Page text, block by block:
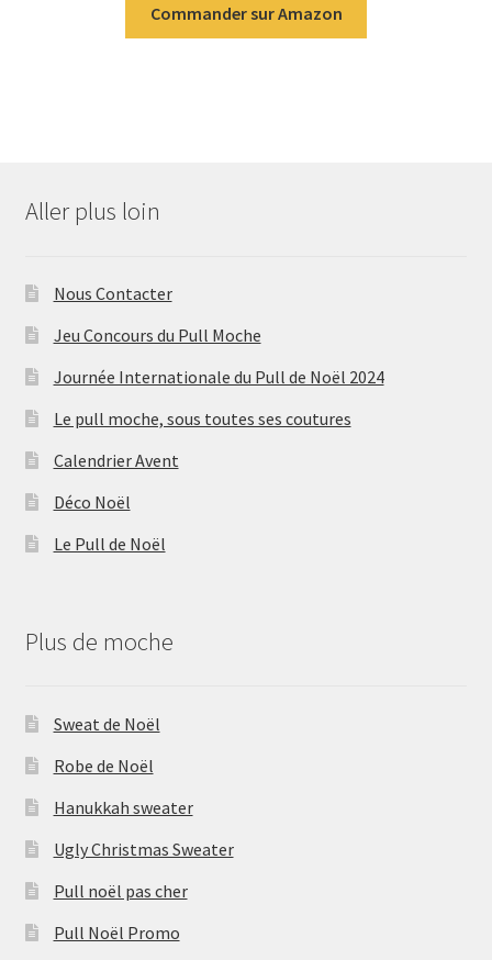
Commander sur Amazon
Aller plus loin
Nous Contacter
Jeu Concours du Pull Moche
Journée Internationale du Pull de Noël 2024
Le pull moche, sous toutes ses coutures
Calendrier Avent
Déco Noël
Le Pull de Noël
Plus de moche
Sweat de Noël
Robe de Noël
Hanukkah sweater
Ugly Christmas Sweater
Pull noël pas cher
Pull Noël Promo